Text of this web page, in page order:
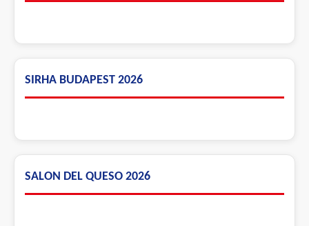
SIRHA BUDAPEST 2026
SALON DEL QUESO 2026